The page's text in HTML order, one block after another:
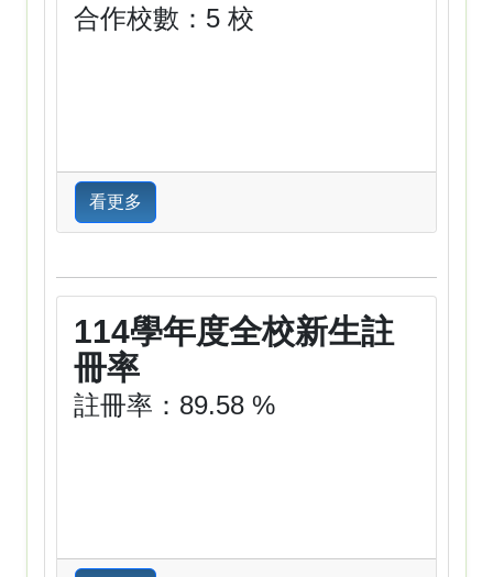
合作校數：5 校
看更多
114學年度全校新生註
冊率
註冊率：89.58 %